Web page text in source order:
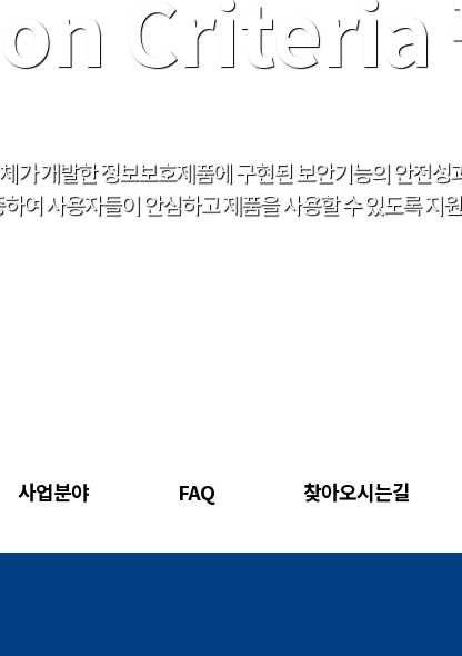
Criteria
가 개발한 정보보호제품에 구현된 보안기능의 안전성
여 사용자들이 안심하고 제품을 사용할 수 있도록 지
사업분야 FAQ 찾아오시는길